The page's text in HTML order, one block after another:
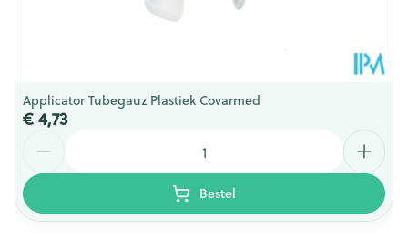
Applicator Tubegauz Plastiek Covarmed
€ 4,73
Bestel